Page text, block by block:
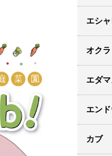
エシ
オクラ
エダマ
エン
カブ